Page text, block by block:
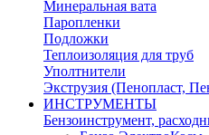
Минеральная вата
Паропленки
Подложки
Теплоизоляция для труб
Уполтнители
Экструзия (Пенопласт,
ИНСТРУМЕНТЫ
Бензоинструмент,